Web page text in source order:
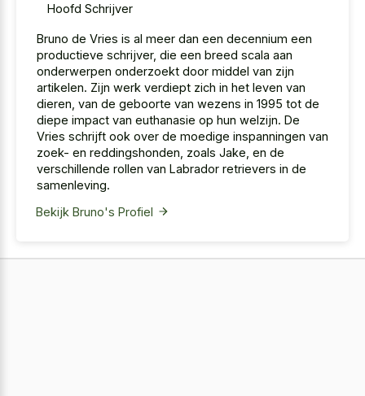
Hoofd Schrijver
Bruno de Vries is al meer dan een decennium een
productieve schrijver, die een breed scala aan
onderwerpen onderzoekt door middel van zijn
artikelen. Zijn werk verdiept zich in het leven van
dieren, van de geboorte van wezens in 1995 tot de
diepe impact van euthanasie op hun welzijn. De
Vries schrijft ook over de moedige inspanningen van
zoek- en reddingshonden, zoals Jake, en de
verschillende rollen van Labrador retrievers in de
samenleving.
Bekijk Bruno's Profiel